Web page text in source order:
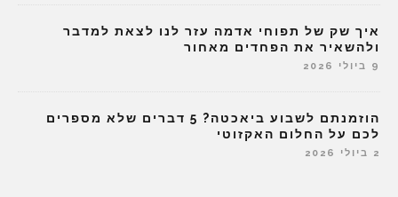
איך שק של תפוחי אדמה עזר לנו לצאת למדבר
ולהשאיר את הפחדים מאחור
9 ביולי 2026
הוזמנתם לשבוע ביאכטה? 5 דברים שלא מספרים
לכם על החלום האקזוטי
2 ביולי 2026